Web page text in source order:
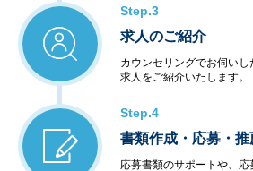
Step.3
求人のご紹介
カウンセリングでお伺い
求人をご紹介いたします。
Step.4
書類作成・応募・推
応募書類のサポートや、